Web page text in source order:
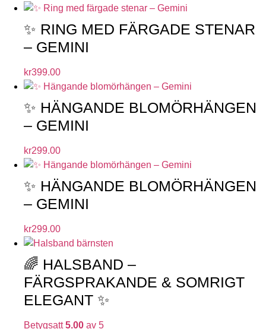
✨ RING MED FÄRGADE STENAR
– GEMINI
kr399.00
✨ HÄNGANDE BLOMÖRHÄNGEN
– GEMINI
kr299.00
✨ HÄNGANDE BLOMÖRHÄNGEN
– GEMINI
kr299.00
🌈 HALSBAND –
FÄRGSPRAKANDE & SOMRIGT
ELEGANT ✨
Betygsatt5.00 av 5